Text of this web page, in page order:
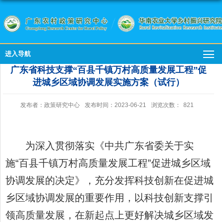
进入导航
广东省科技支撑“百县千镇万村高质量发展工程”促
进城乡区域协调发展实施方案（试行）
发布者：政策研究中心 发布时间：2023-06-21 浏览次数： 821
为深入贯彻落实《中共广东省委关于实
施“百县千镇万村高质量发展工程”促进城乡区域
协调发展的决定》，充分发挥科技创新在促进城
乡区域协调发展的重要作用，以科技创新支撑引
领高质量发展，在新起点上更好解决城乡区域发